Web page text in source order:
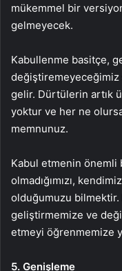
mükemmel bir
gelmeyecek.
Kabullenme basitçe,
değiştiremeyeceğimiz
gelir. Dürtülerin artık
yoktur ve her ne
memnunuz.
Kabul etmenin önemli
olmadığımızı,
olduğumuzu bilmektir.
geliştirmemize ve
etmeyi öğrenmemize
5. Genişleme